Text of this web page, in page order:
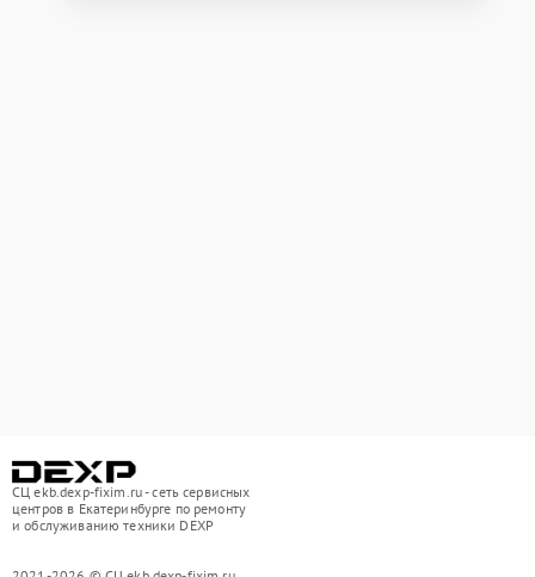
СЦ ekb.dexp-fixim.ru - сеть сервисных
центров в Екатеринбурге по ремонту
и обслуживанию техники DEXP